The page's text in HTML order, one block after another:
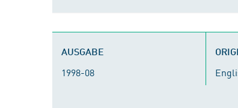
AUSGABE
1998-08